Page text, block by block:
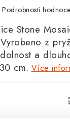
Podrobnosti
Stone
z
a
cm. Více